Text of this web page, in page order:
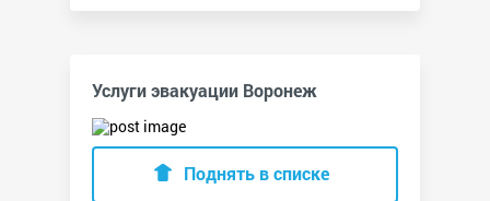
Услуги эвакуации Воронеж
Поднять в списке